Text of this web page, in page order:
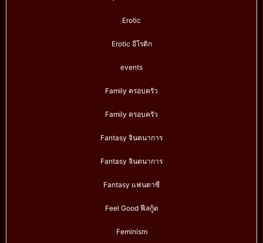
Erotic
Erotic อีโรติก
events
Family ครอบครัว
Family ครอบครัว
Fantasy จินตนาการ
Fantasy จินตนาการ
Fantasy แฟนตาซี
Feel Good ฟีลกู้ด
Feminism